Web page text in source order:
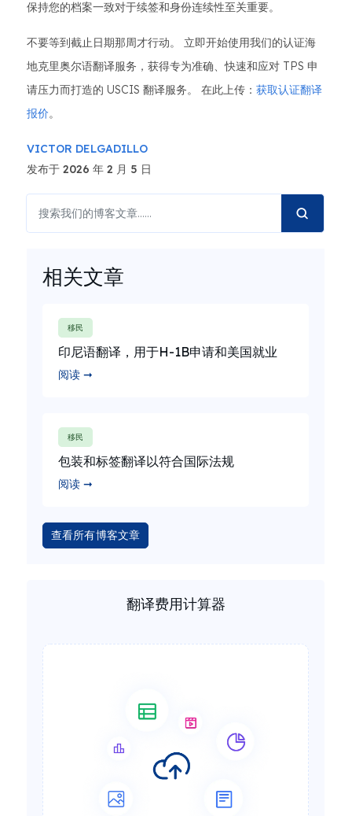
保持您的档案一致对于续签和身份连续性至关重要。
不要等到截止日期那周才行动。 立即开始使用我们的认证海
地克里奥尔语翻译服务，获得专为准确、快速和应对 TPS 申
请压力而打造的 USCIS 翻译服务。 在此上传： 获取认证翻译
报价。
VICTOR DELGADILLO
发布于 2026 年 2 月 5 日
相关文章
移民
印尼语翻译，用于H-1B申请和美国就业
阅读 ➞
移民
包装和标签翻译以符合国际法规
阅读 ➞
查看所有博客文章
翻译费用计算器